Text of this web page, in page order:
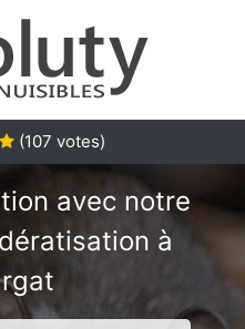
(107 votes)
avec notre
à